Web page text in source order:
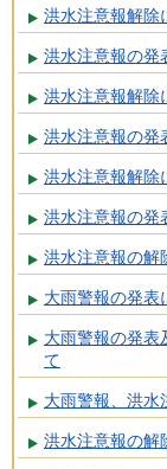
洪水注意報解除
洪水注意報の発
洪水注意報解除
洪水注意報の発
洪水注意報解除
洪水注意報の発
洪水注意報の解
大雨警報の発表
大雨警報の発表
て
大雨警報、洪水
洪水注意報の解